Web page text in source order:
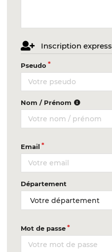
Inscription express
Pseudo
Nom / Prénom
Email
Département
Mot de passe